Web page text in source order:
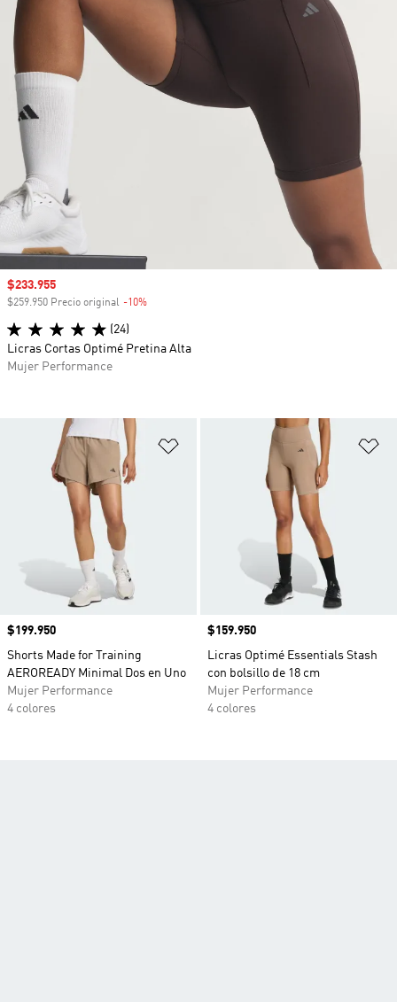
Añadir a la lista de deseos
Precio
$199.950
Shorts Made for Training
AEROREADY Minimal Dos en Uno
Mujer Performance
4 colores
Precio
$159.950
Licras Optimé Essentials Stash
con bolsillo de 18 cm
Mujer Performance
4 colores
Precio de venta
$233.955
$259.950 Precio original -10%
(24)
Licras Cortas Optimé Pretina Alta
Mujer Performance